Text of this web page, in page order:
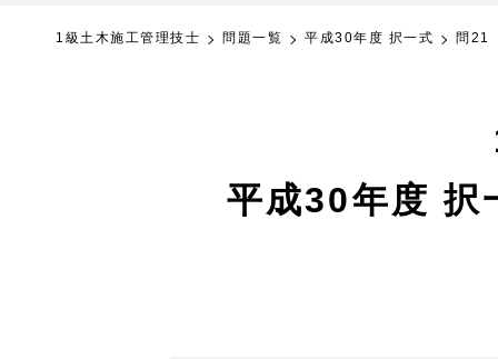
1級土木施工管理技士 問題一覧 平成30年度 択一式 問21
平成30年度 択